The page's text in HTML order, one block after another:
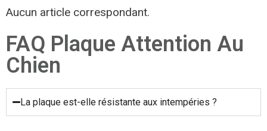
Aucun article correspondant.
FAQ Plaque Attention Au
Chien
La plaque est-elle résistante aux intempéries ?